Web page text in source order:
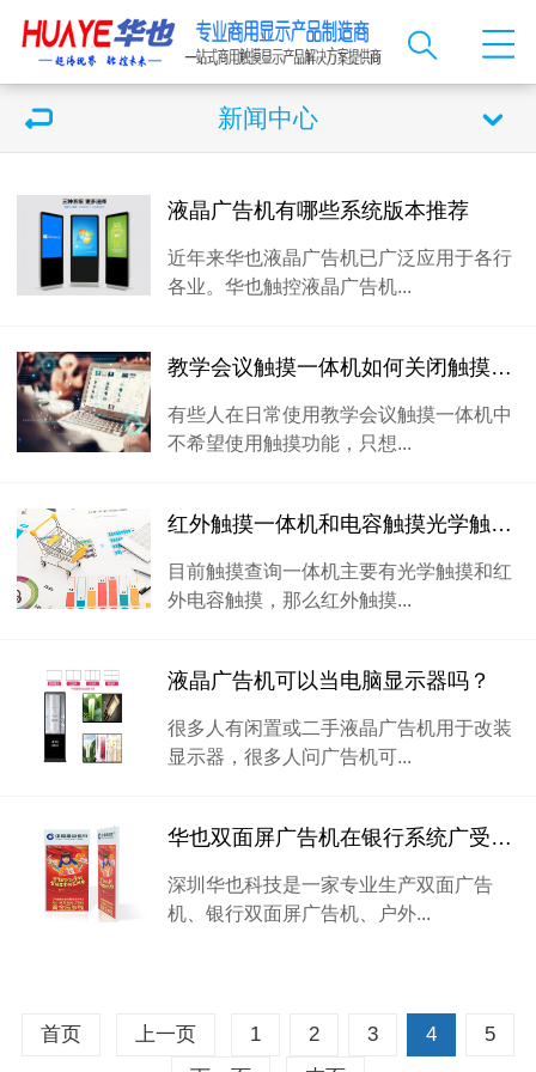
新闻中心
液晶广告机有哪些系统版本推荐
近年来华也液晶广告机已广泛应用于各行
各业。华也触控液晶广告机...
教学会议触摸一体机如何关闭触摸功能？
有些人在日常使用教学会议触摸一体机中
不希望使用触摸功能，只想...
红外触摸一体机和电容触摸光学触摸买哪种好
目前触摸查询一体机主要有光学触摸和红
外电容触摸，那么红外触摸...
液晶广告机可以当电脑显示器吗？
很多人有闲置或二手液晶广告机用于改装
显示器，很多人问广告机可...
华也双面屏广告机在银行系统广受欢迎
深圳华也科技是一家专业生产双面广告
机、银行双面屏广告机、户外...
首页 上一页 1 2 3 4
5